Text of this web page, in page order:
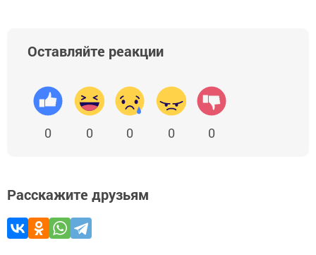
Оставляйте реакции
0 0 0 0 0
Расскажите друзьям